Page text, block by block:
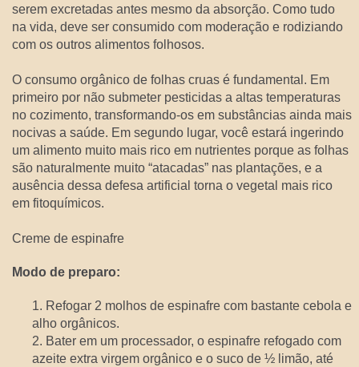
serem excretadas antes mesmo da absorção. Como tudo
na vida, deve ser consumido com moderação e rodiziando
com os outros alimentos folhosos.
O consumo orgânico de folhas cruas é fundamental. Em
primeiro por não submeter pesticidas a altas temperaturas
no cozimento, transformando-os em substâncias ainda mais
nocivas a saúde. Em segundo lugar, você estará ingerindo
um alimento muito mais rico em nutrientes porque as folhas
são naturalmente muito “atacadas” nas plantações, e a
ausência dessa defesa artificial torna o vegetal mais rico
em fitoquímicos.
Creme de espinafre
Modo de preparo:
1. Refogar 2 molhos de espinafre com bastante cebola e
alho orgânicos.
2. Bater em um processador, o espinafre refogado com
azeite extra virgem orgânico e o suco de ½ limão, até